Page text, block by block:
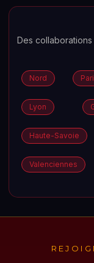
Des
Nord
Lyon
Haute-Savoie
Valenciennes